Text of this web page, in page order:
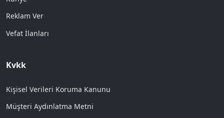
Reklam Ver
Vefat İlanları
Kvkk
Kişisel Verileri Koruma Kanunu
Müşteri Aydınlatma Metni